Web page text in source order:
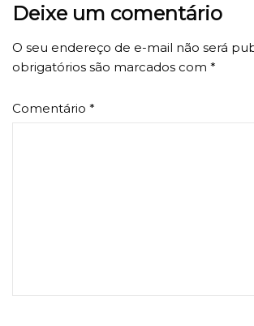
Deixe um comentário
O seu endereço de e-mail não será
obrigatórios são marcados com *
Comentário *